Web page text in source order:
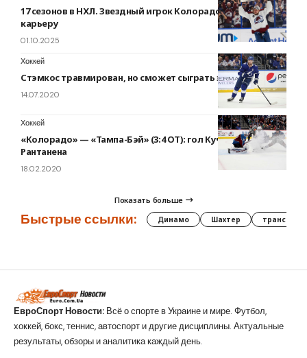
17 сезонов в НХЛ. Звездный игрок Колорадо завершил
карьеру
01.10.2025
Хоккей
Стэмкос травмирован, но сможет сыграть за «Тампу»
14.07.2020
Хоккей
«Колорадо» — «Тампа-Бэй» (3:4 ОТ): гол Кучерова, травма
Рантанена
18.02.2020
Показать больше
Быстрые ссылки: Динамо Шахтер трансферы
ЕвроСпорт Новости: Всё о спорте в Украине и мире. Футбол,
хоккей, бокс, теннис, автоспорт и другие дисциплины. Актуальные
результаты, обзоры и аналитика каждый день.